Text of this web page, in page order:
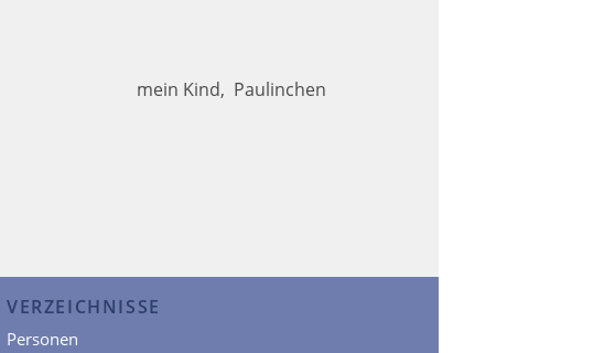
mein Kind, Paulinchen
VERZEICHNISSE
Personen